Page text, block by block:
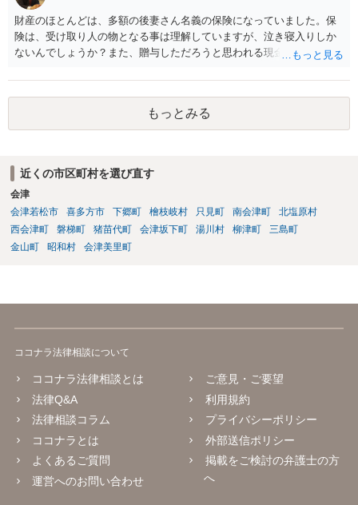
は低いと考えられます。 以上、ご参考になさってください。
財産のほとんどは、多額の後妻さん名義の保険になっていました。保
険は、受け取り人の物となる事は理解していますが、泣き寝入りしか
ないんでしょうか？また、贈与しただろうと思われる現金の引き出し
うか？ 保険は原則として受取人のものですが、遺産全体での保険金
の割合が高い場合、掛け金が一括払いで、保険金が掛け金の額と同様
の額の場合などは特別受益として遺留分の対象となる可能性がありま
す。 多額の現金の引き出しは、相手に渡ったかどうか、そのとき父
もっとみる
近くの市区町村を選び直す
会津
会津若松市
喜多方市 下郷町 檜枝岐村 只見町 南会津町
北塩原村
西会津町
磐梯町 猪苗代町 会津坂下町 湯川村 柳津町
三島町
金山町
昭和村 会津美里町
ココナラ法律相談について
ココナラ法律相談とは
法律Q&A
法律相談コラム
ココナラとは
よくあるご質問
運営へのお問い合わせ
ご意見・ご要望
利用規約
プライバシーポリシー
外部送信ポリシー
掲載をご検討の弁護士の方
へ